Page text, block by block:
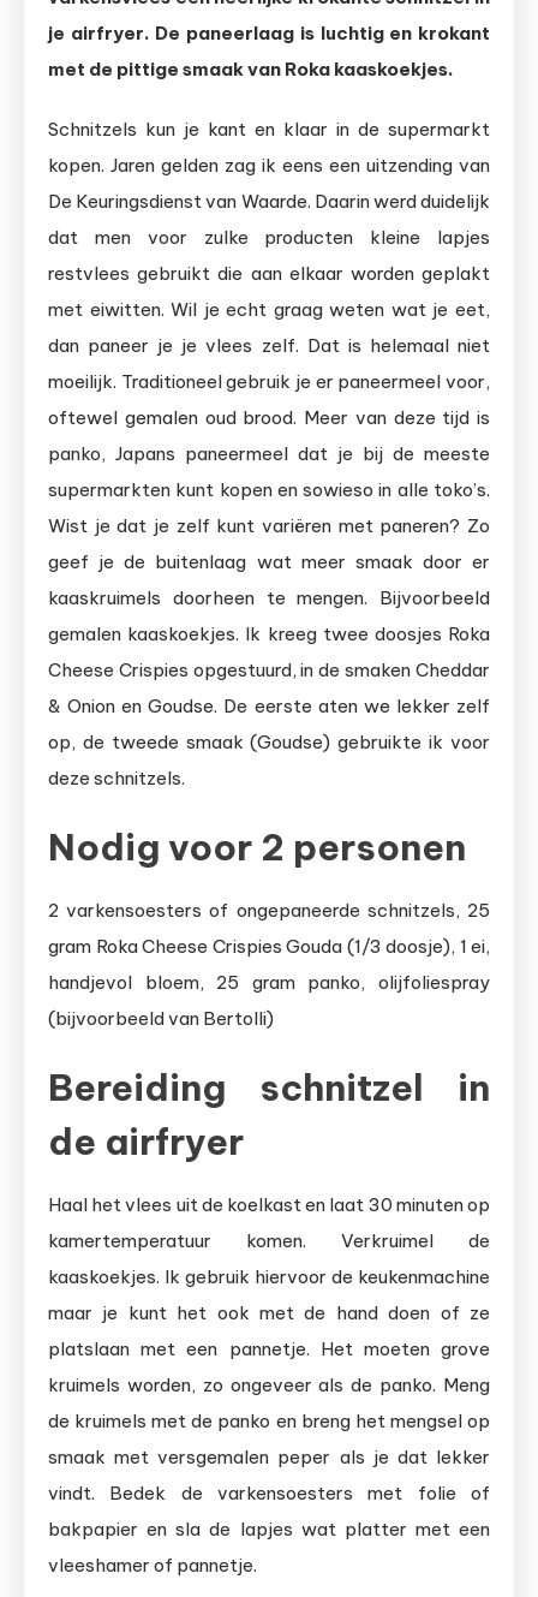
je airfryer. De paneerlaag is luchtig en krokant
met de pittige smaak van Roka kaaskoekjes.
Schnitzels kun je kant en klaar in de supermarkt
kopen. Jaren gelden zag ik eens een uitzending van
De Keuringsdienst van Waarde. Daarin werd duidelijk
dat men voor zulke producten kleine lapjes
restvlees gebruikt die aan elkaar worden geplakt
met eiwitten. Wil je echt graag weten wat je eet,
dan paneer je je vlees zelf. Dat is helemaal niet
moeilijk. Traditioneel gebruik je er paneermeel voor,
oftewel gemalen oud brood. Meer van deze tijd is
panko, Japans paneermeel dat je bij de meeste
supermarkten kunt kopen en sowieso in alle toko’s.
Wist je dat je zelf kunt variëren met paneren? Zo
geef je de buitenlaag wat meer smaak door er
kaaskruimels doorheen te mengen. Bijvoorbeeld
gemalen kaaskoekjes. Ik kreeg twee doosjes Roka
Cheese Crispies opgestuurd, in de smaken Cheddar
& Onion en Goudse. De eerste aten we lekker zelf
op, de tweede smaak (Goudse) gebruikte ik voor
deze schnitzels.
Nodig voor 2 personen
2 varkensoesters of ongepaneerde schnitzels, 25
gram Roka Cheese Crispies Gouda (1/3 doosje), 1 ei,
handjevol bloem, 25 gram panko, olijfoliespray
(bijvoorbeeld van Bertolli)
Bereiding schnitzel in
de airfryer
Haal het vlees uit de koelkast en laat 30 minuten op
kamertemperatuur komen. Verkruimel de
kaaskoekjes. Ik gebruik hiervoor de keukenmachine
maar je kunt het ook met de hand doen of ze
platslaan met een pannetje. Het moeten grove
kruimels worden, zo ongeveer als de panko. Meng
de kruimels met de panko en breng het mengsel op
smaak met versgemalen peper als je dat lekker
vindt. Bedek de varkensoesters met folie of
bakpapier en sla de lapjes wat platter met een
vleeshamer of pannetje.